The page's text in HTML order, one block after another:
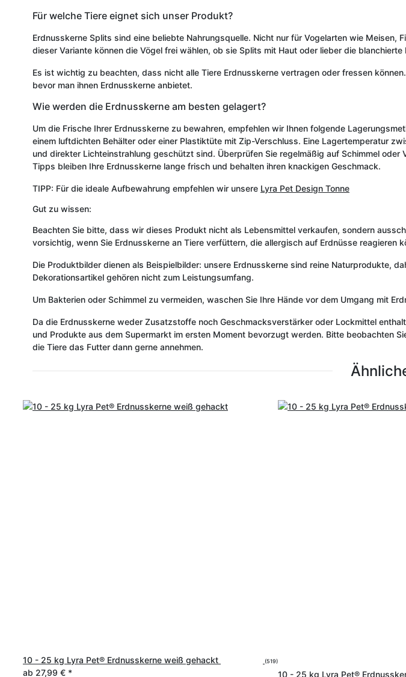
Für welche Tiere eignet sich unser Produkt?
Erdnusskerne Splits sind eine beliebte Nahrungsquelle. Nicht nur für Vogelarten wie
dieser Variante können die Vögel frei wählen, ob sie Splits mit Haut oder lieber die blanchierte
Es ist wichtig zu beachten, dass nicht alle Tiere Erdnusskerne vertragen oder fressen
bevor man ihnen Erdnusskerne anbietet.
Wie werden die Erdnusskerne am besten gelagert?
Um die Frische Ihrer Erdnusskerne zu bewahren, empfehlen wir Ihnen folgende
einem luftdichten Behälter oder einer Plastiktüte mit Zip-Verschluss. Eine Lagertemperatur
und direkter Lichteinstrahlung geschützt sind. Überprüfen Sie regelmäßig auf Schimmel
Tipps bleiben Ihre Erdnusskerne lange frisch und behalten ihren knackigen Geschmack.
TIPP: Für die ideale Aufbewahrung empfehlen wir unsere Lyra Pet Design Tonne
Gut zu wissen:
Beachten Sie bitte, dass wir dieses Produkt nicht als Lebensmittel verkaufen, sondern
vorsichtig, wenn Sie Erdnusskerne an Tiere verfüttern, die allergisch auf Erdnüsse reagieren
Die Produktbilder dienen als Beispielbilder: unsere Erdnusskerne sind reine Naturprodukte,
Dekorationsartikel gehören nicht zum Leistungsumfang.
Um Bakterien oder Schimmel zu vermeiden, waschen Sie Ihre Hände vor dem Umgang mit
Da die Erdnusskerne weder Zusatzstoffe noch Geschmacksverstärker oder Lockmittel
und Produkte aus dem Supermarkt im ersten Moment bevorzugt werden. Bitte beobachten
die Tiere das Futter dann gerne annehmen.
10 - 25 kg Lyra Pet® Erdnusskerne weiß gehackt (519)
ab 27,99 € * 10 - 25 kg Lyra Pet®